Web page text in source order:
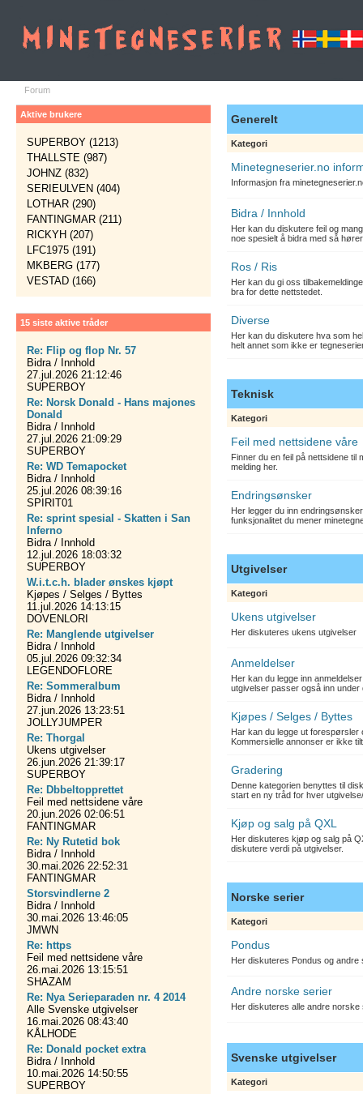
Forum
Aktive brukere
SUPERBOY (1213)
THALLSTE (987)
JOHNZ (832)
SERIEULVEN (404)
LOTHAR (290)
FANTINGMAR (211)
RICKYH (207)
LFC1975 (191)
MKBERG (177)
VESTAD (166)
15 siste aktive tråder
Re: Flip og flop Nr. 57
Bidra / Innhold
27.jul.2026 21:12:46
SUPERBOY
Re: Norsk Donald - Hans majones
Donald
Bidra / Innhold
27.jul.2026 21:09:29
SUPERBOY
Re: WD Temapocket
Bidra / Innhold
25.jul.2026 08:39:16
SPIRIT01
Re: sprint spesial - Skatten i San
Inferno
Bidra / Innhold
12.jul.2026 18:03:32
SUPERBOY
W.i.t.c.h. blader ønskes kjøpt
Kjøpes / Selges / Byttes
11.jul.2026 14:13:15
DOVENLORI
Re: Manglende utgivelser
Bidra / Innhold
05.jul.2026 09:32:34
LEGENDOFLORE
Re: Sommeralbum
Bidra / Innhold
27.jun.2026 13:23:51
JOLLYJUMPER
Re: Thorgal
Ukens utgivelser
26.jun.2026 21:39:17
SUPERBOY
Re: Dbbeltopprettet
Feil med nettsidene våre
20.jun.2026 02:06:51
FANTINGMAR
Re: Ny Rutetid bok
Bidra / Innhold
30.mai.2026 22:52:31
FANTINGMAR
Storsvindlerne 2
Bidra / Innhold
30.mai.2026 13:46:05
JMWN
Re: https
Feil med nettsidene våre
26.mai.2026 13:15:51
SHAZAM
Re: Nya Serieparaden nr. 4 2014
Alle Svenske utgivelser
16.mai.2026 08:43:40
KÅLHODE
Re: Donald pocket extra
Bidra / Innhold
10.mai.2026 14:50:55
SUPERBOY
Generelt
Kategori
Minetegneserier.no
Informasjon fra
Bidra / Innhold
Her kan du diskutere feil og
noe spesielt å bidra med så
Ros / Ris
Her kan du gi oss
bra for dette nettstedet.
Diverse
Her kan du diskutere hva som
helt annet som ikke er
Teknisk
Kategori
Feil med nettsidene våre
Finner du en feil på nettsidene til
melding her.
Endringsønsker
Her legger du inn
funksjonalitet du mener
Utgivelser
Kategori
Ukens utgivelser
Her diskuteres ukens utgivelser
Anmeldelser
Her kan du legge inn
utgivelser passer også inn under
Kjøpes / Selges / Byttes
Har kan du legge ut forespørsler
Kommersielle annonser er ikke
Gradering
Denne kategorien benyttes til
start en ny tråd for hver
Kjøp og salg på QXL
Her diskuteres kjøp og salg på
diskutere verdi på utgivelser.
Norske serier
Kategori
Pondus
Her diskuteres Pondus og
Andre norske serier
Her diskuteres alle andre
Svenske utgivelser
Kategori